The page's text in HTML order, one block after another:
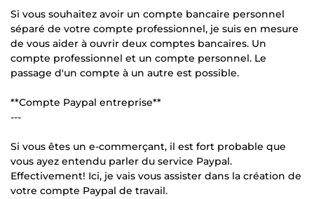
Si vous souhaitez avoir un compte bancaire personnel
séparé de votre compte professionnel, je suis en mesure
de vous aider à ouvrir deux comptes bancaires. Un
compte professionnel et un compte personnel. Le
passage d'un compte à un autre est possible.
**Compte Paypal entreprise**
---
Si vous êtes un e-commerçant, il est fort probable que
vous ayez entendu parler du service Paypal.
Effectivement! Ici, je vais vous assister dans la création de
votre compte Paypal de travail.